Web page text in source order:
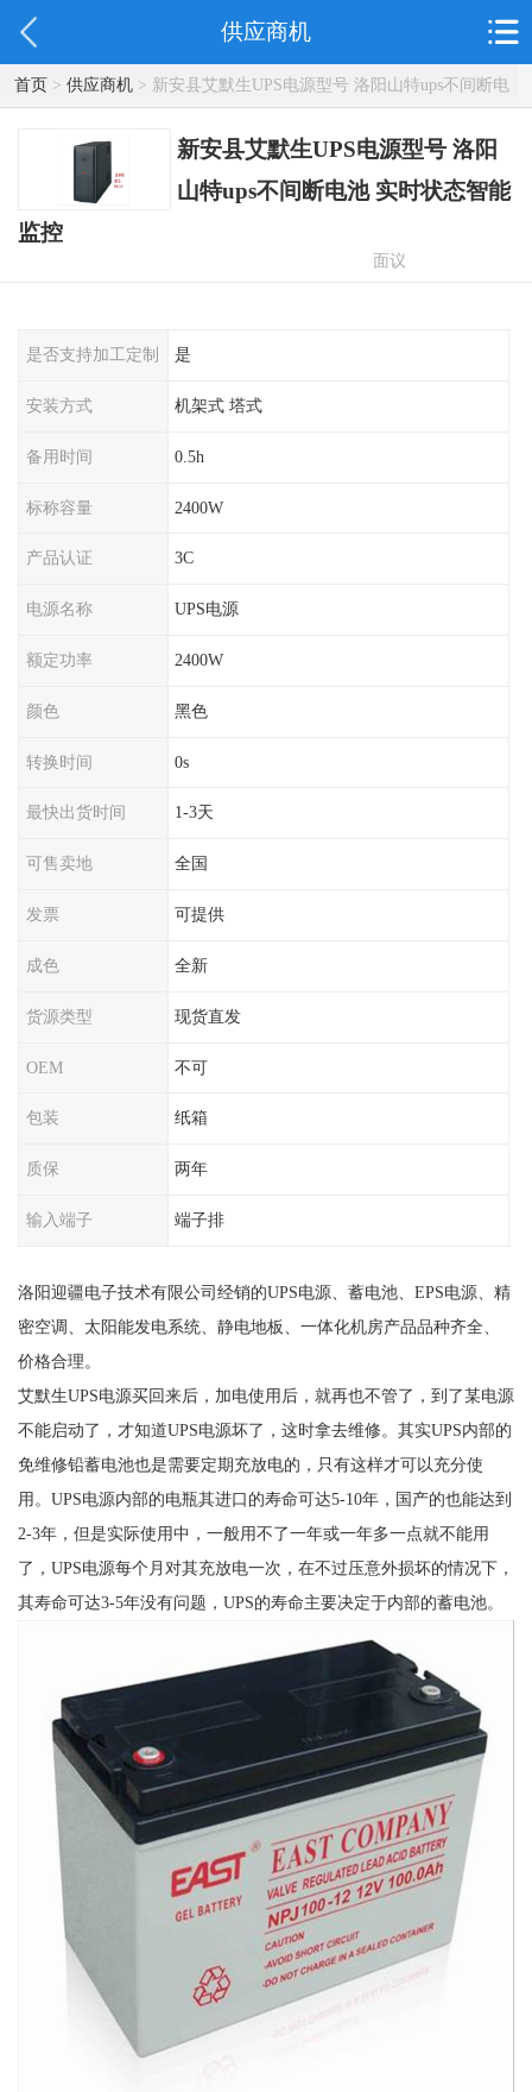
供应商机
首页> 供应商机> 新安县艾默生UPS电源型号 洛阳山特ups不间断电
池 实时状态智能监控
新安县艾默生UPS电源型号 洛阳
山特ups不间断电池 实时状态智能
监控
面议
是否支持加工定制 是
安装方式 机架式 塔式
备用时间 0.5h
标称容量 2400W
产品认证 3C
电源名称 UPS电源
额定功率 2400W
颜色 黑色
转换时间 0s
最快出货时间 1-3天
可售卖地 全国
发票 可提供
成色 全新
货源类型 现货直发
OEM 不可
包装 纸箱
质保 两年
输入端子 端子排
洛阳迎疆电子技术有限公司经销的UPS电源、蓄电池、EPS电源、精
密空调、太阳能发电系统、静电地板、一体化机房产品品种齐全、
价格合理。
艾默生UPS电源买回来后，加电使用后，就再也不管了，到了某电源
不能启动了，才知道UPS电源坏了，这时拿去维修。其实UPS内部的
免维修铅蓄电池也是需要定期充放电的，只有这样才可以充分使
用。UPS电源内部的电瓶其进口的寿命可达5-10年，国产的也能达到
2-3年，但是实际使用中，一般用不了一年或一年多一点就不能用
了，UPS电源每个月对其充放电一次，在不过压意外损坏的情况下，
其寿命可达3-5年没有问题，UPS的寿命主要决定于内部的蓄电池。